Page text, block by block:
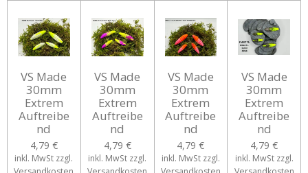
VS Made
30mm
Extrem
Auftreibe
nd
4,79 €
inkl. MwSt zzgl.
VS Made
30mm
Extrem
Auftreibe
nd
4,79 €
inkl. MwSt zzgl.
VS Made
30mm
Extrem
Auftreibe
nd
4,79 €
inkl. MwSt zzgl.
VS Made
30mm
Extrem
Auftreibe
nd
4,79 €
inkl. MwSt zzgl.